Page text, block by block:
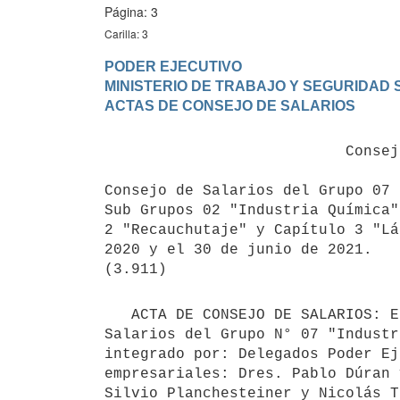
Página: 3
Carilla: 3
PODER EJECUTIVO
MINISTERIO DE TRABAJO Y SEGURIDAD
Consejo de Salarios del Grupo
Sub Grupos 02 "Industria
2 "Recauchutaje" y Capítulo 3
2020 y el 30 de junio de 2021.
Salarios del Grupo N° 07
integrado por: Delegados Poder
empresariales: Dres. Pablo
Silvio Planchesteiner y Nicolás